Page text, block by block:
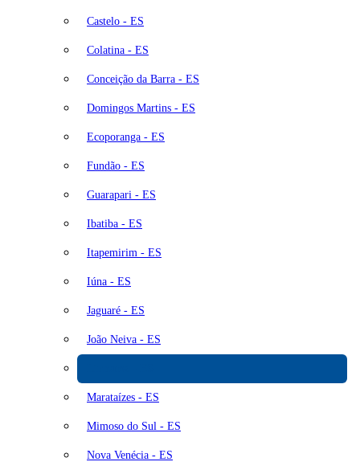
Castelo - ES
Colatina - ES
Conceição da Barra - ES
Domingos Martins - ES
Ecoporanga - ES
Fundão - ES
Guarapari - ES
Ibatiba - ES
Itapemirim - ES
Iúna - ES
Jaguaré - ES
João Neiva - ES
Marataízes - ES
Mimoso do Sul - ES
Nova Venécia - ES